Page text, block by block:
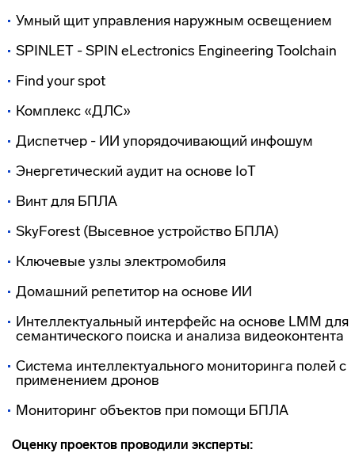
Умный щит управления наружным освещением
SPINLET - SPIN eLectronics Engineering Toolchain
Find your spot
Комплекс «ДЛС»
Диспетчер - ИИ упорядочивающий инфошум
Энергетический аудит на основе IoT
Винт для БПЛА
SkyForest (Высевное устройство БПЛА)
Ключевые узлы электромобиля
Домашний репетитор на основе ИИ
Интеллектуальный интерфейс на основе LMM для
семантического поиска и анализа видеоконтента
Система интеллектуального мониторинга полей с
применением дронов
Мониторинг объектов при помощи БПЛА
Оценку проектов проводили эксперты: